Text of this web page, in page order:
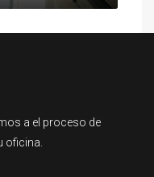
a el proceso de
oficina.